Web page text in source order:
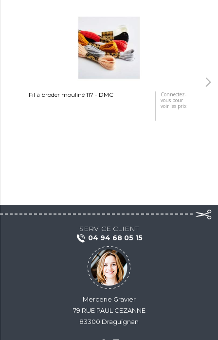
Fil à broder mouliné 117 - DMC
Connectez-
vous pour
voir les prix
SERVICE CLIENT
04 94 68 05 15
Mercerie Gravier
79 RUE PAUL CEZANNE
83300 Draguignan